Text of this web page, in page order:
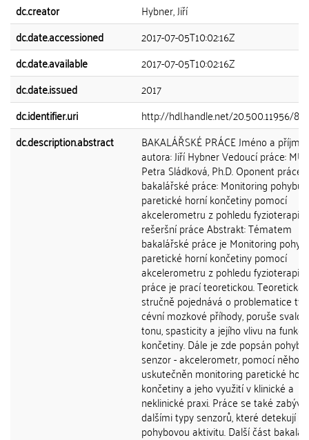
dc.creator
Hybner, Jiří
dc.date.accessioned
2017-07-05T10:02:16Z
dc.date.available
2017-07-05T10:02:16Z
dc.date.issued
2017
dc.identifier.uri
http://hdl.handle.net/20.500.11956/
dc.description.abstract
BAKALÁŘSKÉ PRÁCE Jméno a
autora: Jiří Hybner Vedoucí práce:
Petra Sládková, Ph.D. Oponent práce:
bakalářské práce: Monitoring pohybu
paretické horní končetiny pomocí
akcelerometru z pohledu fyzioterapie
rešeršní práce Abstrakt: Tématem
bakalářské práce je Monitoring
paretické horní končetiny pomocí
akcelerometru z pohledu
práce je prací teoretickou. Teoretická
stručně pojednává o problematice
cévní mozkové příhody, poruše
tonu, spasticity a jejího vlivu na funkci
končetiny. Dále je zde popsán
senzor - akcelerometr, pomocí něhož
uskutečněn monitoring paretické
končetiny a jeho využití v klinické a
neklinické praxi. Práce se také zabývá
dalšími typy senzorů, které detekují
pohybovou aktivitu. Další část